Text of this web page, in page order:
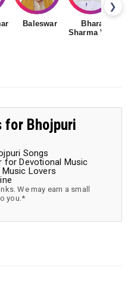
❯
Baleswar
Bharat
Sharma Vyas
Bhojpuri
Songs
for Devotional Music
Lovers
We may earn a small
you.*